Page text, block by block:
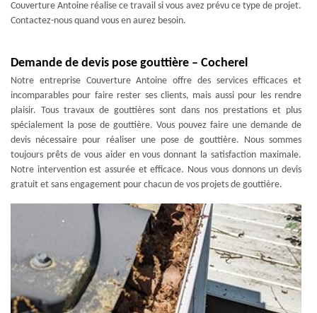
Couverture Antoine réalise ce travail si vous avez prévu ce type de projet.
Contactez-nous quand vous en aurez besoin.
Demande de devis pose gouttière – Cocherel
Notre entreprise Couverture Antoine offre des services efficaces et
incomparables pour faire rester ses clients, mais aussi pour les rendre
plaisir. Tous travaux de gouttières sont dans nos prestations et plus
spécialement la pose de gouttière. Vous pouvez faire une demande de
devis nécessaire pour réaliser une pose de gouttière. Nous sommes
toujours prêts de vous aider en vous donnant la satisfaction maximale.
Notre intervention est assurée et efficace. Nous vous donnons un devis
gratuit et sans engagement pour chacun de vos projets de gouttière.